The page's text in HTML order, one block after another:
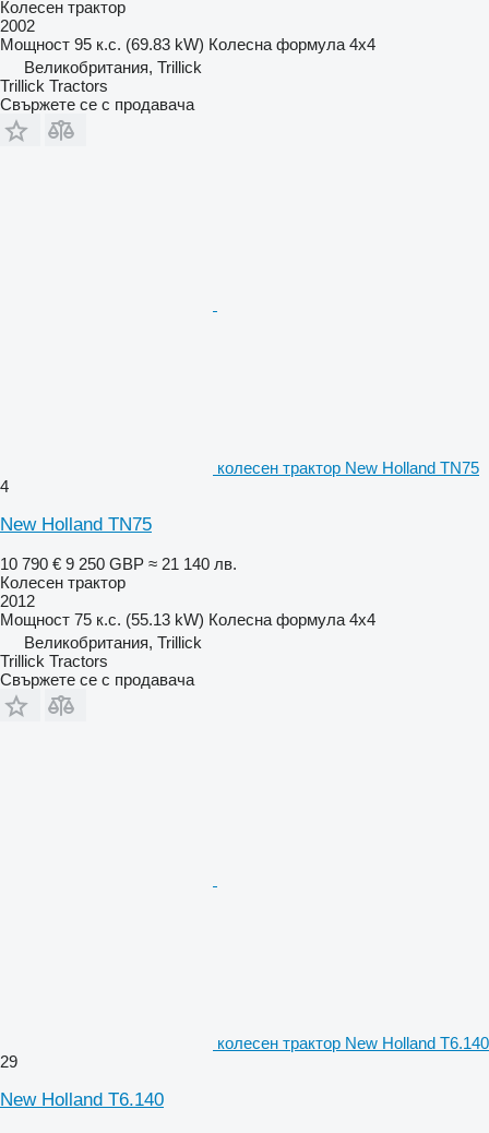
Колесен трактор
2002
Мощност 95 к.с. (69.83 kW) Колесна формула 4x4
Великобритания, Trillick
Trillick Tractors
Свържете се с продавача
колесен трактор New Holland TN75
4
New Holland TN75
10 790 € 9 250 GBP ≈ 21 140 лв.
Колесен трактор
2012
Мощност 75 к.с. (55.13 kW) Колесна формула 4x4
Великобритания, Trillick
Trillick Tractors
Свържете се с продавача
колесен трактор New Holland T6.140
29
New Holland T6.140